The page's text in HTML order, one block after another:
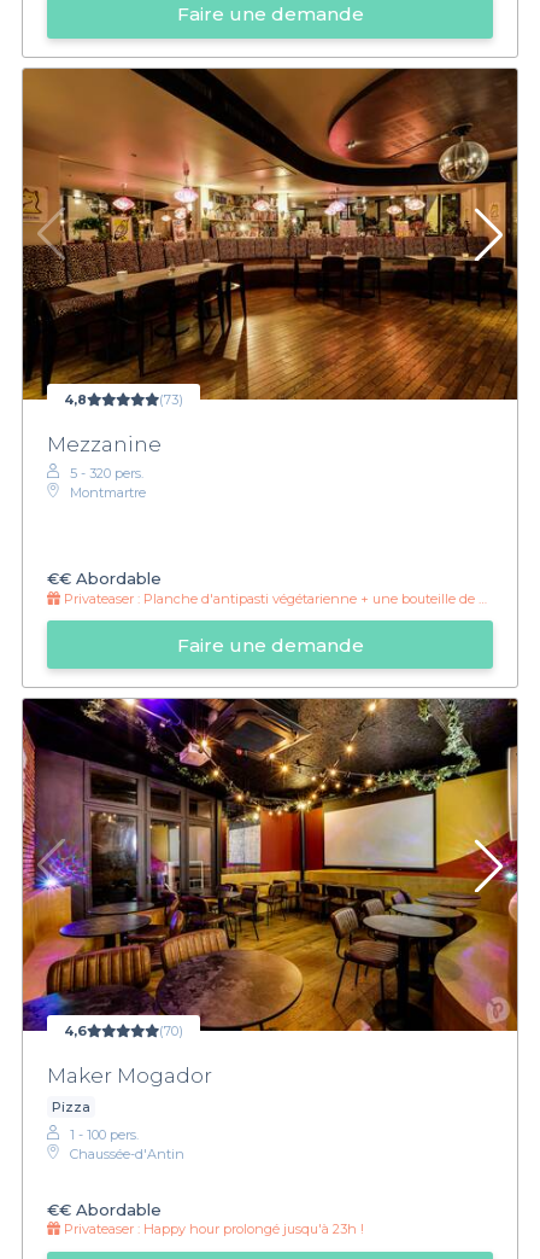
Faire une demande
4,8 (73)
Mezzanine
5 - 320 pers.
Montmartre
€€ Abordable
Privateaser : Planche d'antipasti végétarienne + une bouteille de vin à 36€
Faire une demande
4,6 (70)
Maker Mogador
Pizza
1 - 100 pers.
Chaussée-d'Antin
€€ Abordable
Privateaser : Happy hour prolongé jusqu'à 23h !